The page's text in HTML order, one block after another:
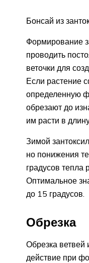
Бонсай из
Формирование
проводить
веточки для
Если растение
определенную
обрезают до
им расти в
Зимой
но понижения
градусов тепла
Оптимальное
до 15 градусов.
Обрезка
Обрезка
действие при